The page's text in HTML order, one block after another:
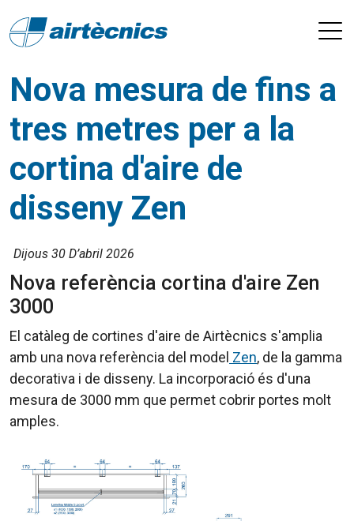
Nova mesura de fins a
tres metres per a la
cortina d'aire de
disseny Zen
Dijous 30 D’abril 2026
Nova referència cortina d'aire Zen
3000
El catàleg de cortines d'aire de Airtècnics s'amplia
amb una nova referència del model Zen, de la gamma
decorativa i de disseny. La incorporació és d'una
mesura de 3000 mm que permet cobrir portes molt
amples.